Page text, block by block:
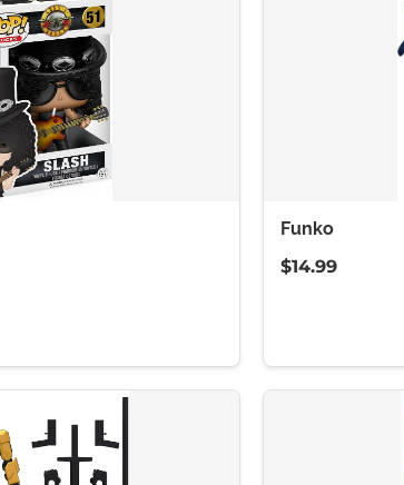
Funko
$14.99